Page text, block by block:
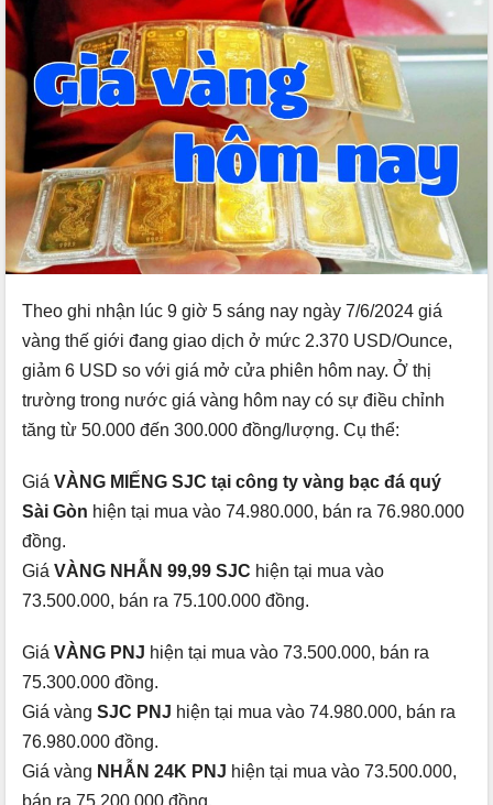
Theo ghi nhận lúc 9 giờ 5 sáng nay ngày 7/6/2024 giá
vàng thế giới đang giao dịch ở mức 2.370 USD/Ounce,
giảm 6 USD so với giá mở cửa phiên hôm nay. Ở thị
trường trong nước giá vàng hôm nay có sự điều chỉnh
tăng từ 50.000 đến 300.000 đồng/lượng. Cụ thể:
Giá VÀNG MIẾNG SJC tại công ty vàng bạc đá quý
Sài Gòn hiện tại mua vào 74.980.000, bán ra 76.980.000
đồng.
Giá VÀNG NHẪN 99,99 SJC hiện tại mua vào
73.500.000, bán ra 75.100.000 đồng.
Giá VÀNG PNJ hiện tại mua vào 73.500.000, bán ra
75.300.000 đồng.
Giá vàng SJC PNJ hiện tại mua vào 74.980.000, bán ra
76.980.000 đồng.
Giá vàng NHẪN 24K PNJ hiện tại mua vào 73.500.000,
bán ra 75.200.000 đồng.